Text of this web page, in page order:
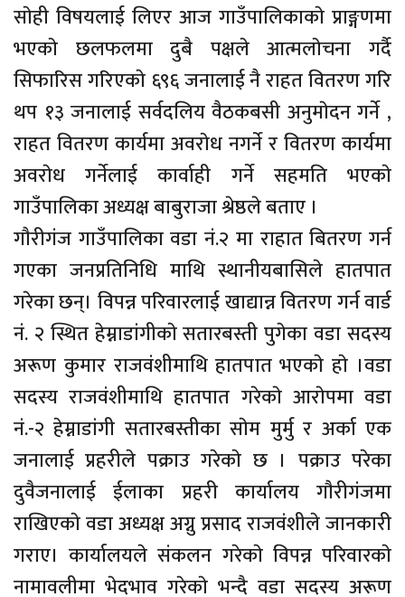
साेही विषयलाई लिएर आज गाउँपालिकाकाे प्राङ्गणमा
भएकाे छलफलमा दुबै पक्षले आत्मलाेचना गर्दै
सिफारिस गरिएकाे ६९६ जनालाई नै राहत वितरण गरि
थप १३ जनालाई सर्वदलिय वैठकबसी अनुमाेदन गर्ने ,
राहत वितरण कार्यमा अवराेध नगर्ने र वितरण कार्यमा
अवराेध गर्नेलाई कार्वाही गर्ने सहमति भएकाे
गाउँपालिका अध्यक्ष बाबुराजा श्रेष्ठले बताए ।
गाैरीगंज गाउँपालिका वडा नं.२ मा राहात बितरण गर्न
गएका जनप्रतिनिधि माथि स्थानीयबासिले हातपात
गरेका छन्। विपन्न परिवारलाई खाद्यान्न वितरण गर्न वार्ड
नं. २ स्थित हेम्नाडांगीकाे सतारबस्ती पुगेका वडा सदस्य
अरूण कुमार राजवंशीमाथि हातपात भएकाे हाे ।वडा
सदस्य राजवंशीमाथि हातपात गरेकाे आराेपमा वडा
नं.-२ हेम्नाडांगी सतारबस्तीका साेम मुर्मु र अर्का एक
जनालाई प्रहरीले पक्राउ गरेकाे छ । पक्राउ परेका
दुवैजनालाई ईलाका प्रहरी कार्यालय गाैरीगंजमा
राखिएकाे वडा अध्यक्ष अग्नु प्रसाद राजवंशीले जानकारी
गराए। कार्यालयले संकलन गरेकाे विपन्न परिवारकाे
नामावलीमा भेदभाव गरेकाे भन्दै वडा सदस्य अरूण